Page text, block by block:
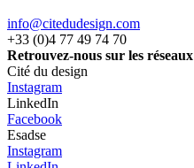
info@citedudesign.com
+33 (0)4 77 49 74 70
Retrouvez-nous sur les réseaux
Cité du design
Instagram
LinkedIn
Facebook
Esadse
Instagram